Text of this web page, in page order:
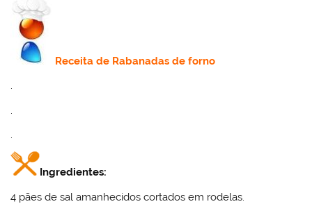
Receitade Rabanadas de forno
.
.
Ingredientes:
4 pães de sal amanhecidos cortados em rodelas.